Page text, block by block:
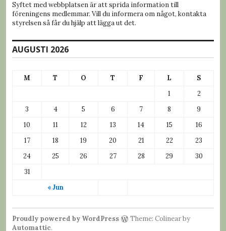
Syftet med webbplatsen är att sprida information till
föreningens medlemmar. Vill du informera om något, kontakta
styrelsen så får du hjälp att lägga ut det.
AUGUSTI 2026
M T O T F L S
« Jun
1
2
3
4 5 6 7 8
9
10
11 12 13 14 15
16
17
18 19 20 21 22
23
24
25 26 27 28 29
30
31
Proudly powered by WordPress
Theme: Colinear by
Automattic.